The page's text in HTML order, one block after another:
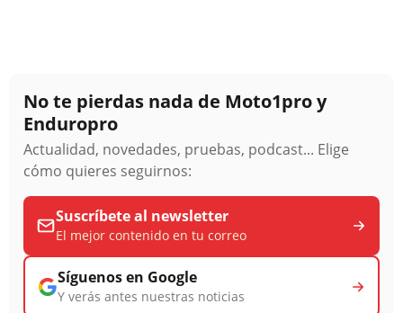
No te pierdas nada de Moto1pro y
Enduropro
Actualidad, novedades, pruebas, podcast... Elige
cómo quieres seguirnos:
Suscríbete al newsletter
El mejor contenido en tu correo
Síguenos en Google
Y verás antes nuestras noticias